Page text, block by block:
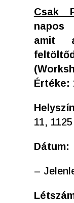
Csak
napos
amit
Értéke:
11,
Dátum:
–